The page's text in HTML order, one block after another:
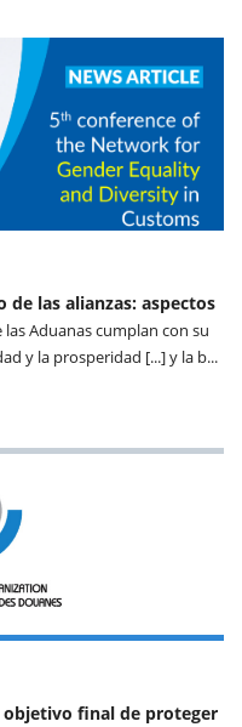
las alianzas: aspectos
las Aduanas cumplan con su
y la prosperidad [...] y la b...
final de proteger